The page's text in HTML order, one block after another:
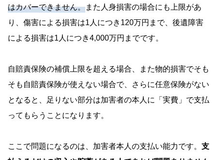
はカバーできません。また人身損害の場合にも上限があ
り、傷害による損害は1人につき120万円まで、後遺障害
による損害は1人につき4,000万円までです。
自賠責保険の補償上限を超える場合、また物的損害でそも
そも自賠責保険が使えない場合で、さらに任意保険がない
となると、足りない部分は加害者の本人に「実費」で支払
ってもらうことになります。
ここで問題になるのは、加害者本人の支払い能力です。 支